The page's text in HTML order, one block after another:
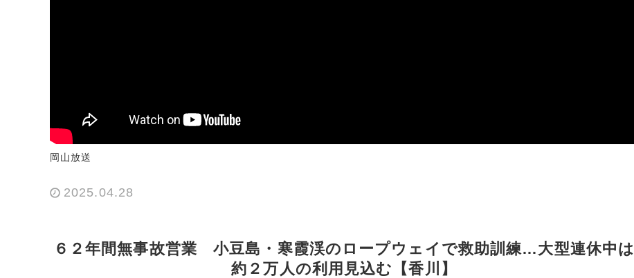
岡山放送
2025.04.28
６２年間無事故営業 小豆島・寒霞渓のロープウェイで救助訓練…大型連休中は
約２万人の利用見込む【香川】